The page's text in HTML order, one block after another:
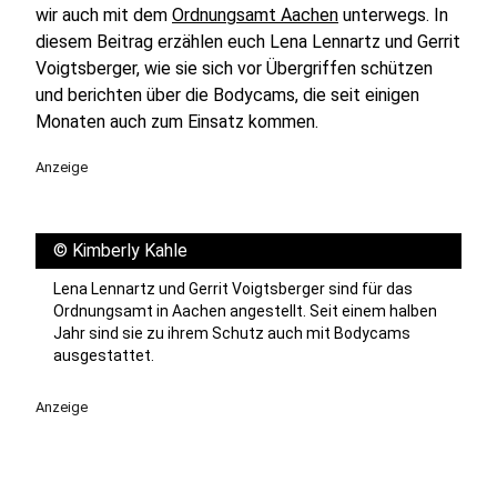
wir auch mit dem Ordnungsamt Aachen unterwegs. In
diesem Beitrag erzählen euch Lena Lennartz und Gerrit
Voigtsberger, wie sie sich vor Übergriffen schützen
und berichten über die Bodycams, die seit einigen
Monaten auch zum Einsatz kommen.
Anzeige
© Kimberly Kahle
Lena Lennartz und Gerrit Voigtsberger sind für das
Ordnungsamt in Aachen angestellt. Seit einem halben
Jahr sind sie zu ihrem Schutz auch mit Bodycams
ausgestattet.
Anzeige